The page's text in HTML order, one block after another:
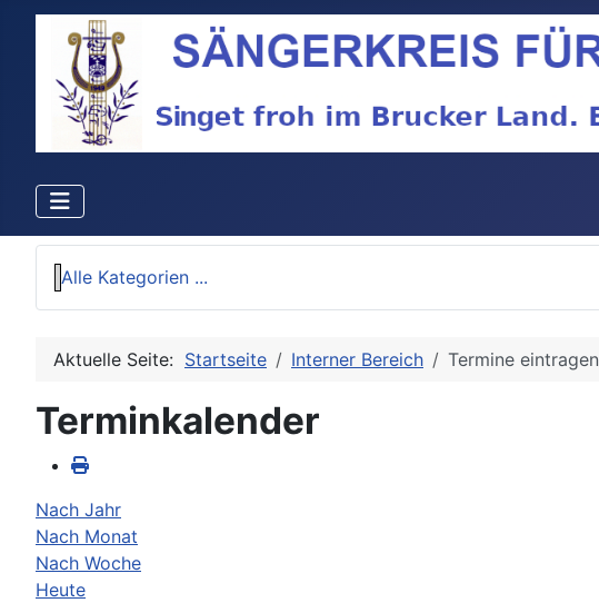
Alle Kategorien ...
Aktuelle Seite: Startseite Interner Bereich Termine eintragen
Terminkalender
Nach Jahr
Nach Monat
Nach Woche
Heute